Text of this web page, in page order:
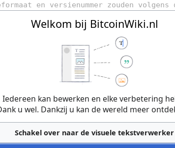
Welkom bij BitcoinWiki.nl
Iedereen kan bewerken en elke verbetering
u wel. Dankzij u kan de wereld meer
Schakel over naar de visuele tekstverwerker